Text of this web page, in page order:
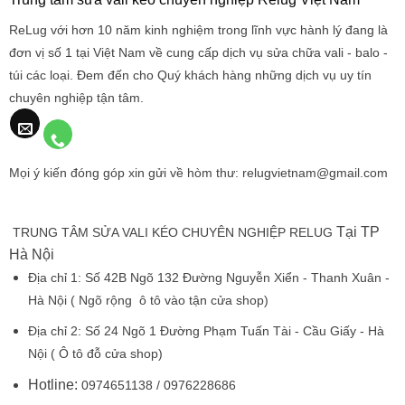
ReLug với hơn 10 năm kinh nghiệm trong lĩnh vực hành lý đang là
đơn vị số 1 tại Việt Nam về cung cấp dịch vụ sửa chữa vali - balo -
túi các loại. Đem đến cho Quý khách hàng những dịch vụ uy tín
chuyên nghiệp tận tâm.
Mọi ý kiến đóng góp xin gửi về hòm thư: relugvietnam@gmail.com
TRUNG TÂM SỬA VALI KÉO CHUYÊN NGHIỆP RELUG Tại TP
Hà Nội
Địa chỉ 1: Số 42B Ngõ 132 Đường Nguyễn Xiển - Thanh Xuân -
Hà Nội ( Ngõ rộng ô tô vào tận cửa shop)
Địa chỉ 2: Số 24 Ngõ 1 Đường Phạm Tuấn Tài - Cầu Giấy - Hà
Nội( Ô tô đỗ cửa shop)
Hotline: 0974651138 / 0976228686